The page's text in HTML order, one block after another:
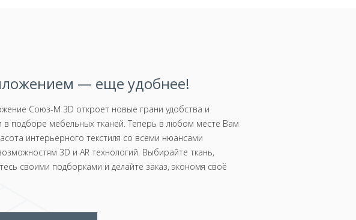
— еще удобнее!
Союз-М 3D откроет новые грани удобства и
в подборе мебельных тканей. Теперь в любом месте Вам
интерьерного текстиля со всеми нюансами
3D и AR технологий. Выбирайте ткань,
своими подборками и делайте заказ, экономя своё